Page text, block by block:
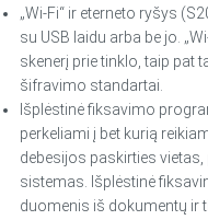
„Wi-Fi“ ir eterneto ryšys
su USB laidu arba be jo.
skenerį prie tinklo, taip pat
šifravimo standartai.
Išplėstinė fiksavimo
perkeliami į bet kurią
debesijos paskirties vietas,
sistemas. Išplėstinė
duomenis iš dokumentų ir